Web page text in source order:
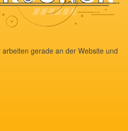
gerade an der Website und